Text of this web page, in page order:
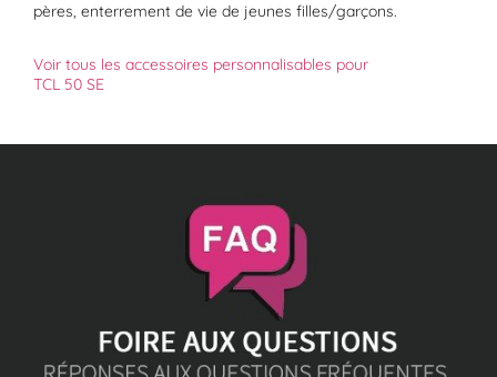
pères, enterrement de vie de jeunes filles/garçons.
Voir tous les accessoires personnalisables pour
TCL 50 SE